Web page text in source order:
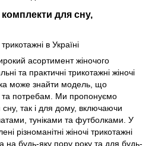
для сну,
асортимент жіночого
та практичні трикотажні жіночі
може знайти модель, що
та потребам. Ми пропонуємо
сну, так і для дому, включаючи
туніками та футболками. У
різноманітні жіночі трикотажні
на будь-яку пору року та для будь-